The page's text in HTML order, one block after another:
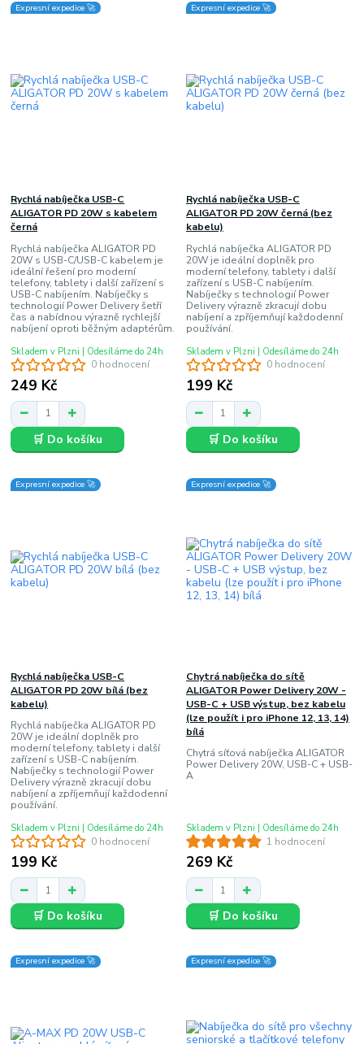
Expresní expedice 🚀
0 hodnocení
Rychlá nabíječka USB-C
ALIGATOR PD 20W s kabelem
černá
Rychlá nabíječka ALIGATOR PD
20W s USB-C/USB-C kabelem je
ideální řešení pro moderní
telefony, tablety i další zařízení s
USB-C nabíjením. Nabíječky s
technologií Power Delivery šetří
čas a nabídnou výrazně rychlejší
nabíjení oproti běžným adaptérům.
249 Kč
Skladem v Plzni | Odesíláme do 24h
🛒 Do košíku
Expresní expedice 🚀
0 hodnocení
Rychlá nabíječka USB-C
ALIGATOR PD 20W černá (bez
kabelu)
Rychlá nabíječka ALIGATOR PD
20W je ideální doplněk pro
moderní telefony, tablety i další
zařízení s USB-C nabíjením.
Nabíječky s technologií Power
Delivery výrazně zkracují dobu
nabíjení a zpříjemňují každodenní
používání.
199 Kč
Skladem v Plzni | Odesíláme do 24h
🛒 Do košíku
Expresní expedice 🚀
0 hodnocení
Rychlá nabíječka USB-C
ALIGATOR PD 20W bílá (bez
kabelu)
Rychlá nabíječka ALIGATOR PD
20W je ideální doplněk pro
moderní telefony, tablety i další
zařízení s USB-C nabíjením.
Nabíječky s technologií Power
Delivery výrazně zkracují dobu
nabíjení a zpříjemňují každodenní
používání.
199 Kč
Skladem v Plzni | Odesíláme do 24h
🛒 Do košíku
Expresní expedice 🚀
1 hodnocení
Chytrá nabíječka do sítě
ALIGATOR Power Delivery 20W -
USB-C + USB výstup, bez kabelu
(lze použít i pro iPhone 12, 13, 14)
bílá
Chytrá síťová nabíječka ALIGATOR
Power Delivery 20W, USB-C + USB-
A
269 Kč
Skladem v Plzni | Odesíláme do 24h
🛒 Do košíku
Expresní expedice 🚀 Expresní expedice 🚀